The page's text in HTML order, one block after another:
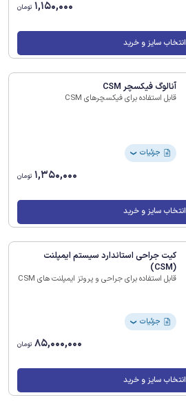
1,150,000 تومان
انتخاب سایز و خرید
آنالوگ فیکسچر CSM
قابل استفاده برای فیکسچرهای CSM
جزئیات ❯
1,350,000 تومان
انتخاب سایز و خرید
کیت جراحی استاندارد سیستم ایمپلنت
(CSM)
قابل استفاده برای جراحی و پروتز ایمپلنت های CSM
جزئیات ❯
85,000,000 تومان
انتخاب سایز و خرید